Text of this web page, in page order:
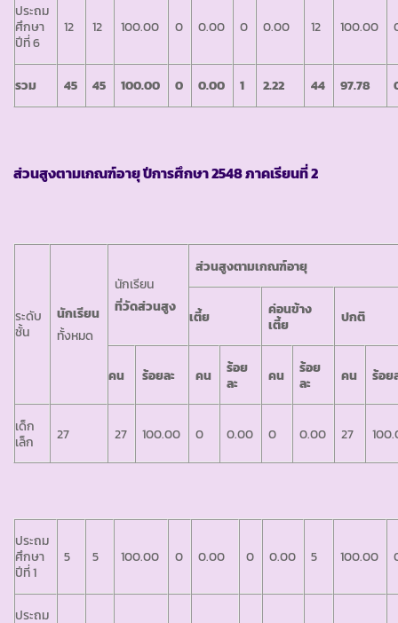
ประถม
ศึกษา
ปีที่ 6
12 12 100.00 0 0.00 0 0.00 12 100.00
รวม 45 45 100.00 0 0.00 1 2.22 44 97.78
ส่วนสูงตามเกณฑ์อายุ ปีการศึกษา2548 ภาคเรียนที่ 2
ระดับ
ชั้น
นักเรียน
ทั้งหมด
นักเรียน
ที่วัดส่วนสูง
ส่วนสูงตามเกณฑ์อายุ
เตี้ย
ค่อนข้าง
เตี้ย
ปกติ
คน ร้อยละ คน
ร้อย
ละ
คน
ร้อย
ละ
คน ร้อย
เด็ก
เล็ก
27 27 100.00 0 0.00 0 0.00 27
ประถม
ศึกษา
ปีที่ 1
5 5 100.00 0 0.00 0 0.00 5 100.00
ประถม